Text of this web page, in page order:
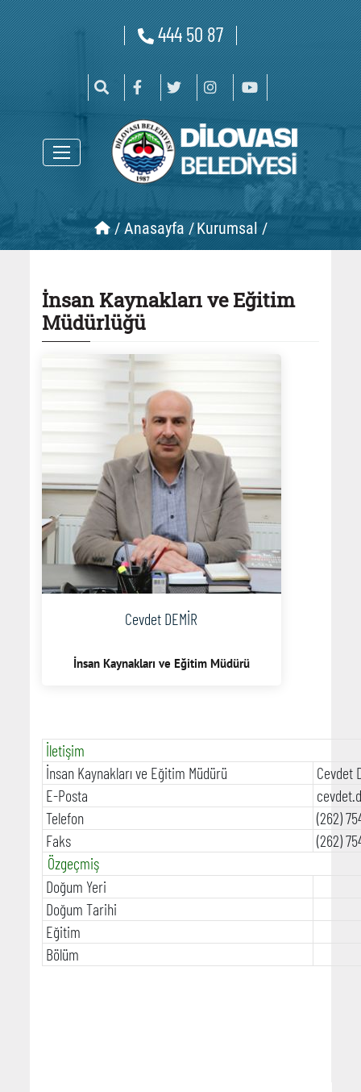
444 50 87
/Anasayfa /Kurumsal /
İnsan Kaynakları ve Eğitim
Müdürlüğü
Cevdet DEMİR
İnsan Kaynakları ve Eğitim Müdürü
İletişim
İnsan Kaynakları ve Eğitim Müdürü
Cevdet
E-Posta
Telefon
(262)
Faks
(262)
Özgeçmiş
Doğum Yeri
Doğum Tarihi
Eğitim
Bölüm